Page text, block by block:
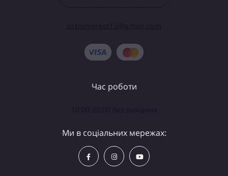
Час роботи
Ми в соціальних мережах: